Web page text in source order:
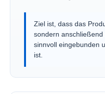
Ziel ist, dass das
sondern
sinnvoll eingebunden
ist.